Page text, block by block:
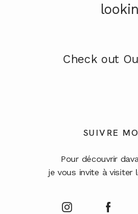
Check out
SUIVRE
Pour découvrir
je vous invite à visiter